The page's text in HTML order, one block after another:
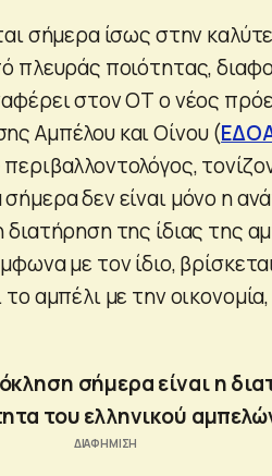
σήμερα ίσως στην
πλευράς ποιότητας,
στον ΟΤ ο νέος
Αμπέλου και Οίνου (
δεν είναι μόνο η
της ίδιας της
με τον ίδιο,
αμπέλι με την οικονομία,
σήμερα είναι η
του ελληνικού